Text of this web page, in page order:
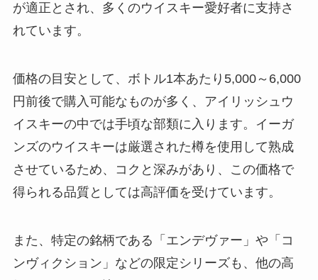
が適正とされ、多くのウイスキー愛好者に支持さ
れています。
価格の目安として、ボトル1本あたり5,000～6,000
円前後で購入可能なものが多く、アイリッシュウ
イスキーの中では手頃な部類に入ります。イーガ
ンズのウイスキーは厳選された樽を使用して熟成
させているため、コクと深みがあり、この価格で
得られる品質としては高評価を受けています。
また、特定の銘柄である「エンデヴァー」や「コ
ンヴィクション」などの限定シリーズも、他の高